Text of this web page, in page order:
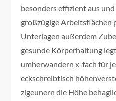
besonders effizient aus
großzügige Arbeitsflächen
Unterlagen außerdem
gesunde Körperhaltung
umherwandern x-fach für
eckschreibtisch
zigeunern die Höhe